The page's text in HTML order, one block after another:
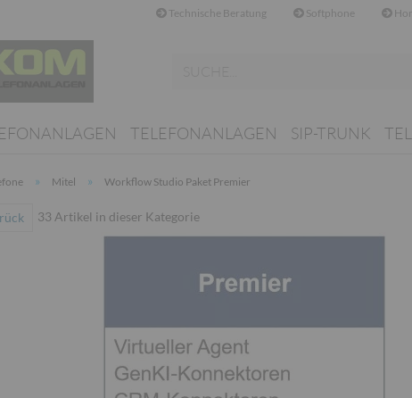
Technische Beratung Softphone
TELEFONANLAGEN SIP-TRUNK
» Mitel » Workflow Studio Paket Premier
33 Artikel in dieser Kategorie